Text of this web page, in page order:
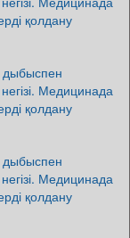
қолдану
дыбыспен
Медицинада
қолдану
дыбыспен
Медицинада
қолдану